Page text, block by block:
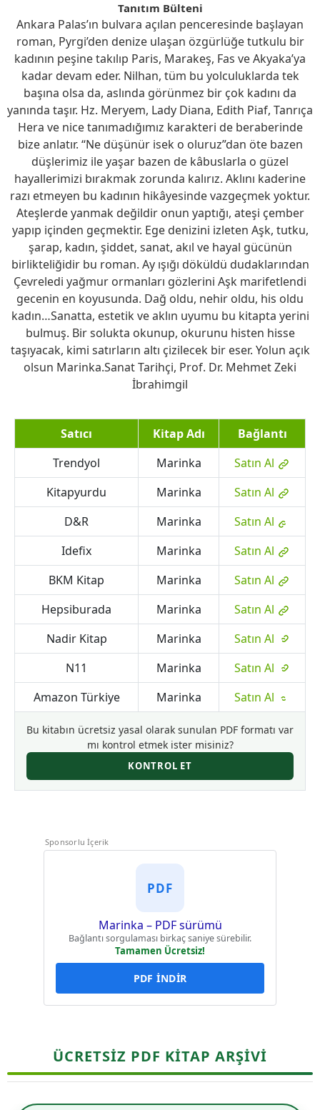
Tanıtım Bülteni
Ankara Palas’ın bulvara açılan penceresinde başlayan
roman, Pyrgi’den denize ulaşan özgürlüğe tutkulu bir
kadının peşine takılıp Paris, Marakeş, Fas ve Akyaka’ya
kadar devam eder. Nilhan, tüm bu yolculuklarda tek
başına olsa da, aslında görünmez bir çok kadını da
yanında taşır. Hz. Meryem, Lady Diana, Edith Piaf, Tanrıça
Hera ve nice tanımadığımız karakteri de beraberinde
bize anlatır. “Ne düşünür isek o oluruz”dan öte bazen
düşlerimiz ile yaşar bazen de kâbuslarla o güzel
hayallerimizi bırakmak zorunda kalırız. Aklını kaderine
razı etmeyen bu kadının hikâyesinde vazgeçmek yoktur.
Ateşlerde yanmak değildir onun yaptığı, ateşi çember
yapıp içinden geçmektir. Ege denizini izleten Aşk, tutku,
şarap, kadın, şiddet, sanat, akıl ve hayal gücünün
birlikteliğidir bu roman. Ay ışığı döküldü dudaklarından
Çevreledi yağmur ormanları gözlerini Aşk marifetlendi
gecenin en koyusunda. Dağ oldu, nehir oldu, his oldu
kadın…Sanatta, estetik ve aklın uyumu bu kitapta yerini
bulmuş. Bir solukta okunup, okurunu histen hisse
taşıyacak, kimi satırların altı çizilecek bir eser. Yolun açık
olsun Marinka.Sanat Tarihçi, Prof. Dr. Mehmet Zeki
İbrahimgil
Satıcı Kitap Adı
Bağlantı
Trendyol
Marinka
Satın Al
Kitapyurdu
Marinka
Satın Al
D&R
Marinka
Satın Al
Idefix
Marinka
Satın Al
BKM Kitap
Marinka
Satın Al
Hepsiburada
Marinka
Satın Al
Nadir Kitap
Marinka
Satın Al
N11
Marinka
Satın Al
Amazon Türkiye
Marinka Satın Al
Bu kitabın ücretsiz yasal olarak sunulan PDF formatı var
mı kontrol etmek ister misiniz?
KONTROL ET
Sponsorlu İçerik
PDF
Marinka – PDF sürümü
Bağlantı sorgulaması birkaç saniye sürebilir.
Tamamen Ücretsiz!
PDF İNDİR
ÜCRETSİZ PDF KİTAP ARŞİVİ